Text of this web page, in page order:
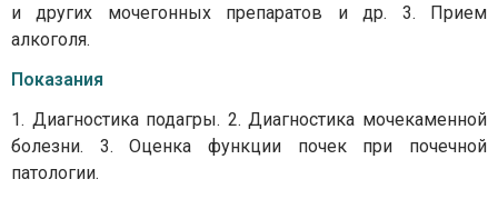
и других мочегонных препаратов и др. 3. Прием
алкоголя.
Показания
1. Диагностика подагры. 2. Диагностика мочекаменной
болезни. 3. Оценка функции почек при почечной
патологии.